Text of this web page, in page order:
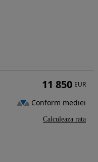
11 850 EUR
Conform mediei
Calculeaza rata